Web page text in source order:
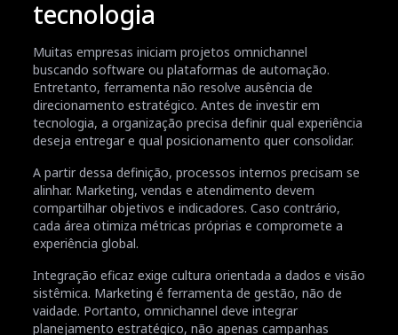
tecnologia
Muitas empresas iniciam projetos omnichannel
buscando software ou plataformas de automação.
Entretanto, ferramenta não resolve ausência de
direcionamento estratégico. Antes de investir em
tecnologia, a organização precisa definir qual experiência
deseja entregar e qual posicionamento quer consolidar.
A partir dessa definição, processos internos precisam se
alinhar. Marketing, vendas e atendimento devem
compartilhar objetivos e indicadores. Caso contrário,
cada área otimiza métricas próprias e compromete a
experiência global.
Integração eficaz exige cultura orientada a dados e visão
sistêmica. Marketing é ferramenta de gestão, não de
vaidade. Portanto, omnichannel deve integrar
planejamento estratégico, não apenas campanhas